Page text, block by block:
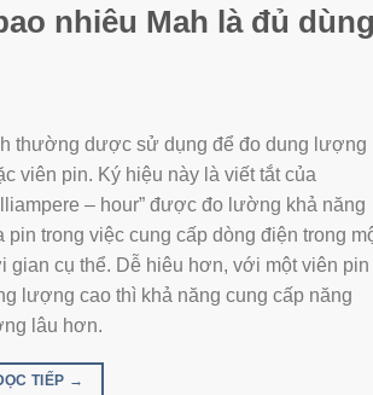
nhiêu Mah là đủ
thường dược sử dụng để đo dung lượng
viên pin. Ký hiệu này là viết tắt của
– hour” được đo lường khả năng
pin trong việc cung cấp dòng điện trong
gian cụ thể. Dễ hiêu hơn, với một viên pin
lượng cao thì khả năng cung cấp năng
lâu hơn.
TIẾP →